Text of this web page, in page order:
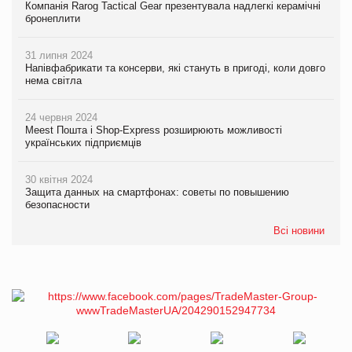
Компанія Rarog Tactical Gear презентувала надлегкі керамічні
бронеплити
31 липня 2024
Напівфабрикати та консерви, які стануть в пригоді, коли довго
нема світла
24 червня 2024
Meest Пошта і Shop-Express розширюють можливості
українських підприємців
30 квітня 2024
Защита данных на смартфонах: советы по повышению
безопасности
Всі новини